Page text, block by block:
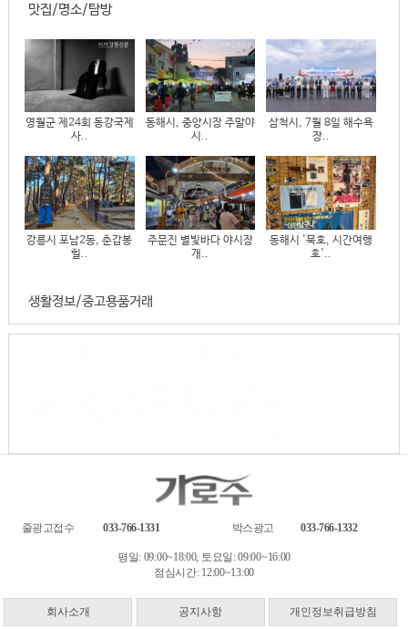
맛집/명소/탐방
영월군 제24회 동강국제
사..
동해시, 중앙시장 주말야
시..
삼척시, 7월 8일 해수욕
장..
강릉시 포남2동, 춘갑봉
힐..
주문진 별빛바다 야시장
개..
동해시 '묵호, 시간여행
호'..
생활정보/중고용품거래
줄광고접수 033-766-1331 박스광고 033-766-1332
평일: 09:00~18:00, 토요일: 09:00~16:00
점심시간: 12:00~13:00
회사소개 공지사항 개인정보취급방침